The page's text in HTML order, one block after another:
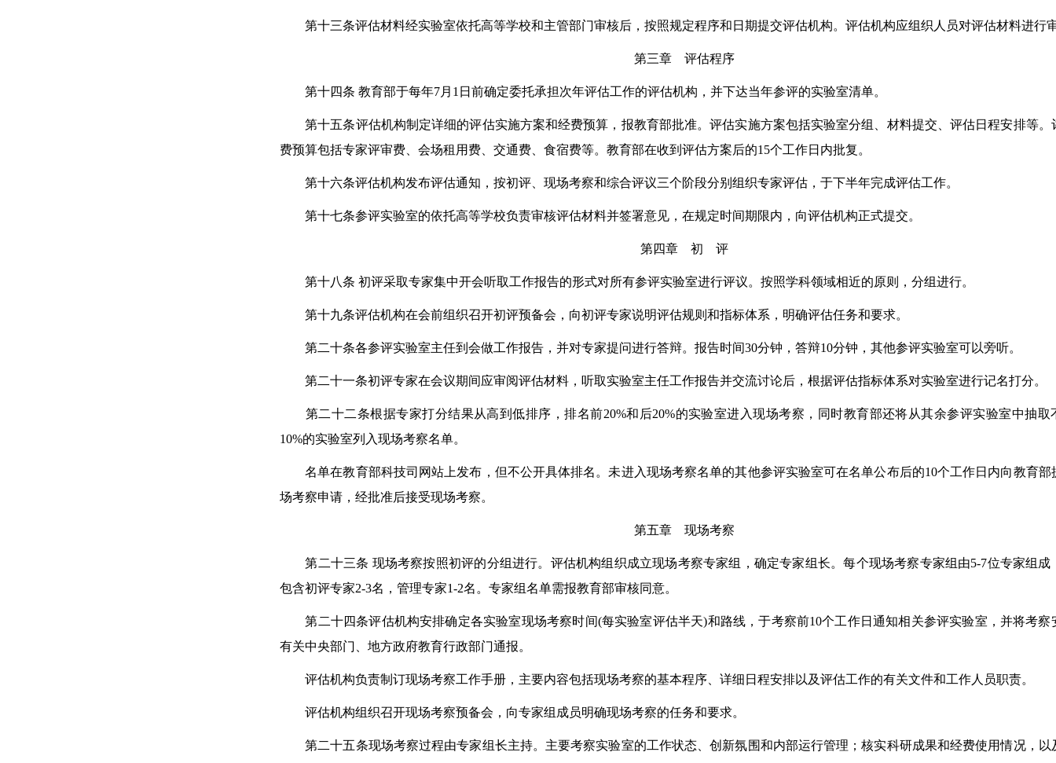
第十三条评估材料经实验室依托高等学校和主管部门审核后，按照规定程序和日期提交评估机构。评估机构应组织人员对评估材料进行
第三章 评估程序
第十四条 教育部于每年7月1日前确定委托承担次年评估工作的评估机构，并下达当年参评的实验室清单。
第十五条评估机构制定详细的评估实施方案和经费预算，报教育部批准。评估实施方案包括实验室分组、材料提交、评估日程安排等。
费预算包括专家评审费、会场租用费、交通费、食宿费等。教育部在收到评估方案后的15个工作日内批复。
第十六条评估机构发布评估通知，按初评、现场考察和综合评议三个阶段分别组织专家评估，于下半年完成评估工作。
第十七条参评实验室的依托高等学校负责审核评估材料并签署意见，在规定时间期限内，向评估机构正式提交。
第四章 初 评
第十八条 初评采取专家集中开会听取工作报告的形式对所有参评实验室进行评议。按照学科领域相近的原则，分组进行。
第十九条评估机构在会前组织召开初评预备会，向初评专家说明评估规则和指标体系，明确评估任务和要求。
第二十条各参评实验室主任到会做工作报告，并对专家提问进行答辩。报告时间30分钟，答辩10分钟，其他参评实验室可以旁听。
第二十一条初评专家在会议期间应审阅评估材料，听取实验室主任工作报告并交流讨论后，根据评估指标体系对实验室进行记名打分。
第二十二条根据专家打分结果从高到低排序，排名前20%和后20%的实验室进入现场考察，同时教育部还将从其余参评实验室中抽取
10%的实验室列入现场考察名单。
名单在教育部科技司网站上发布，但不公开具体排名。未进入现场考察名单的其他参评实验室可在名单公布后的10个工作日内向教育部
场考察申请，经批准后接受现场考察。
第五章 现场考察
第二十三条 现场考察按照初评的分组进行。评估机构组织成立现场考察专家组，确定专家组长。每个现场考察专家组由5-7位专家组成
包含初评专家2-3名，管理专家1-2名。专家组名单需报教育部审核同意。
第二十四条评估机构安排确定各实验室现场考察时间(每实验室评估半天)和路线，于考察前10个工作日通知相关参评实验室，并将考察
有关中央部门、地方政府教育行政部门通报。
评估机构负责制订现场考察工作手册，主要内容包括现场考察的基本程序、详细日程安排以及评估工作的有关文件和工作人员职责。
评估机构组织召开现场考察预备会，向专家组成员明确现场考察的任务和要求。
第二十五条现场考察过程由专家组长主持。主要考察实验室的工作状态、创新氛围和内部运行管理；核实科研成果和经费使用情况，以